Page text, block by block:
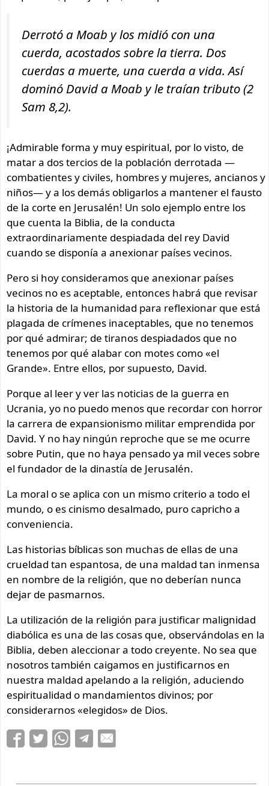
Derrotó a Moab y los midió con una
cuerda, acostados sobre la tierra. Dos
cuerdas a muerte, una cuerda a vida. Así
dominó David a Moab y le traían tributo (2
Sam 8,2).
¡Admirable forma y muy espiritual, por lo visto, de
matar a dos tercios de la población derrotada —
combatientes y civiles, hombres y mujeres, ancianos y
niños— y a los demás obligarlos a mantener el fausto
de la corte en Jerusalén! Un solo ejemplo entre los
que cuenta la Biblia, de la conducta
extraordinariamente despiadada del rey David
cuando se disponía a anexionar países vecinos.
Pero si hoy consideramos que anexionar países
vecinos no es aceptable, entonces habrá que revisar
la historia de la humanidad para reflexionar que está
plagada de crímenes inaceptables, que no tenemos
por qué admirar; de tiranos despiadados que no
tenemos por qué alabar con motes como «el
Grande». Entre ellos, por supuesto, David.
Porque al leer y ver las noticias de la guerra en
Ucrania, yo no puedo menos que recordar con horror
la carrera de expansionismo militar emprendida por
David. Y no hay ningún reproche que se me ocurre
sobre Putin, que no haya pensado ya mil veces sobre
el fundador de la dinastía de Jerusalén.
La moral o se aplica con un mismo criterio a todo el
mundo, o es cinismo desalmado, puro capricho a
conveniencia.
Las historias bíblicas son muchas de ellas de una
crueldad tan espantosa, de una maldad tan inmensa
en nombre de la religión, que no deberían nunca
dejar de pasmarnos.
La utilización de la religión para justificar malignidad
diabólica es una de las cosas que, observándolas en la
Biblia, deben aleccionar a todo creyente. No sea que
nosotros también caigamos en justificarnos en
nuestra maldad apelando a la religión, aduciendo
espiritualidad o mandamientos divinos; por
considerarnos «elegidos» de Dios.